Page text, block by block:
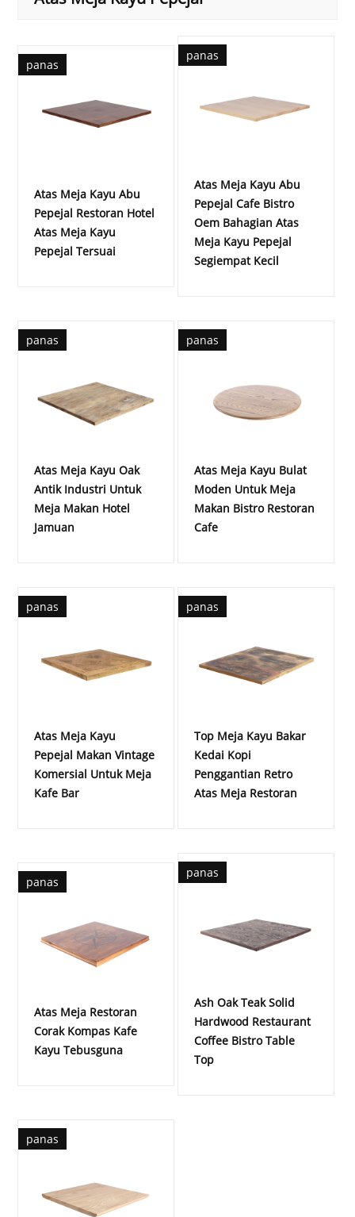
panas
Atas Meja Kayu Abu
Pepejal Restoran Hotel
Atas Meja Kayu
Pepejal Tersuai
panas
Atas Meja Kayu Abu
Pepejal Cafe Bistro
Oem Bahagian Atas
Meja Kayu Pepejal
Segiempat Kecil
panas
Atas Meja Kayu Oak
Antik Industri Untuk
Meja Makan Hotel
Jamuan
panas
Atas Meja Kayu Bulat
Moden Untuk Meja
Makan Bistro Restoran
Cafe
panas
Atas Meja Kayu
Pepejal Makan Vintage
Komersial Untuk Meja
Kafe Bar
panas
Top Meja Kayu Bakar
Kedai Kopi
Penggantian Retro
Atas Meja Restoran
panas
Atas Meja Restoran
Corak Kompas Kafe
Kayu Tebusguna
panas
Ash Oak Teak Solid
Hardwood Restaurant
Coffee Bistro Table
Top
panas